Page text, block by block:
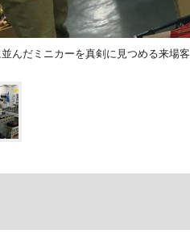
んだミニカーを真剣に見つめる来場客